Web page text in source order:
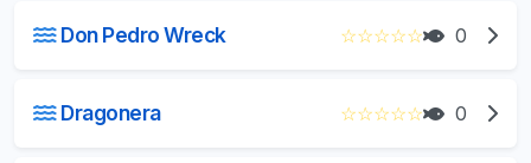
Don Pedro Wreck ☆☆☆☆☆ 0
Dragonera ☆☆☆☆☆ 0